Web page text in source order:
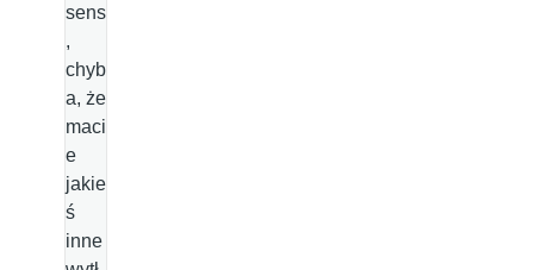
sens
,
chyb
a, że
maci
e
jakie
ś
inne